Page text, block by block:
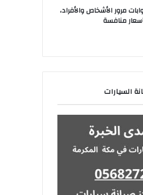
مرور الأشخاص والأفراد،
منافسة
السيارات